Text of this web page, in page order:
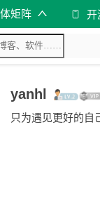
矩阵 开
yanhl
只为遇见更好的自